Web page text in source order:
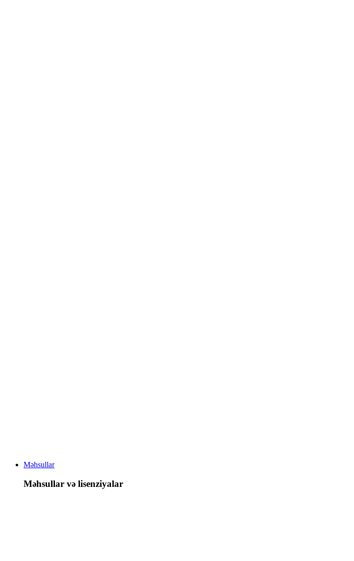
Məhsullar
Məhsullar və lisenziyalar